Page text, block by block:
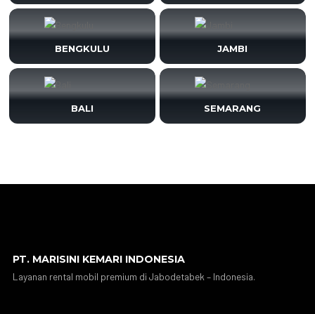
BENGKULU JAMBI
BALI SEMARANG
PT. MARISINI KEMARI INDONESIA
Layanan rental mobil premium di Jabodetabek – Indonesia.